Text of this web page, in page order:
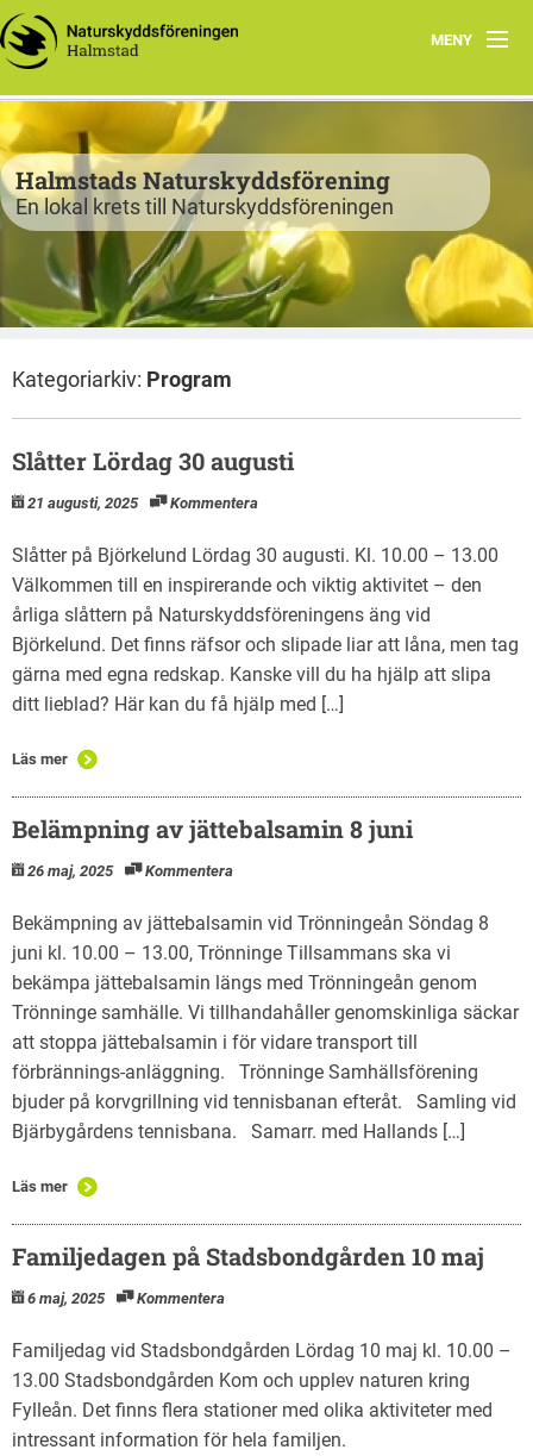
MENY
Program
Verksamhet
Björkelund
Om oss
Havsnätverk
Halmstads Naturskyddsförening
En lokal krets till Naturskyddsföreningen
Kategoriarkiv: Program
Slåtter Lördag 30 augusti
21 augusti, 2025 Kommentera
Slåtter på Björkelund Lördag 30 augusti. Kl. 10.00 – 13.00
Välkommen till en inspirerande och viktig aktivitet – den
årliga slåttern på Naturskyddsföreningens äng vid
Björkelund. Det finns räfsor och slipade liar att låna, men tag
gärna med egna redskap. Kanske vill du ha hjälp att slipa
ditt lieblad? Här kan du få hjälp med […]
Läs mer
Belämpning av jättebalsamin 8 juni
26 maj, 2025 Kommentera
Bekämpning av jättebalsamin vid Trönningeån Söndag 8
juni kl. 10.00 – 13.00, Trönninge Tillsammans ska vi
bekämpa jättebalsamin längs med Trönningeån genom
Trönninge samhälle. Vi tillhandahåller genomskinliga säckar
att stoppa jättebalsamin i för vidare transport till
förbrännings-anläggning. Trönninge Samhällsförening
bjuder på korvgrillning vid tennisbanan efteråt. Samling vid
Bjärbygårdens tennisbana. Samarr. med Hallands […]
Läs mer
Familjedagen på Stadsbondgården 10 maj
6 maj, 2025 Kommentera
Familjedag vid Stadsbondgården Lördag 10 maj kl. 10.00 –
13.00 Stadsbondgården Kom och upplev naturen kring
Fylleån. Det finns flera stationer med olika aktiviteter med
intressant information för hela familjen.